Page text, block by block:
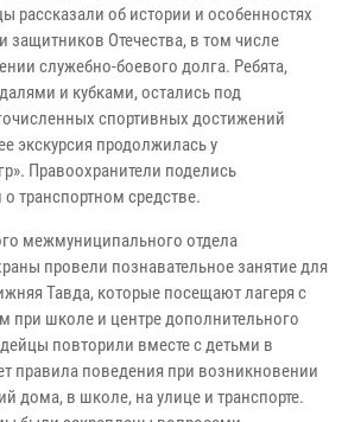
рассказали об истории и особенностях
защитников Отечества, в том числе
служебно-боевого долга. Ребята,
и кубками, остались под
спортивных достижений
экскурсия продолжилась у
Правоохранители поделись
транспортном средстве.
межмуниципального отдела
провели познавательное занятие для
Тавда, которые посещают лагеря с
при школе и центре дополнительного
повторили вместе с детьми в
правила поведения при возникновении
дома, в школе, на улице и транспорте.